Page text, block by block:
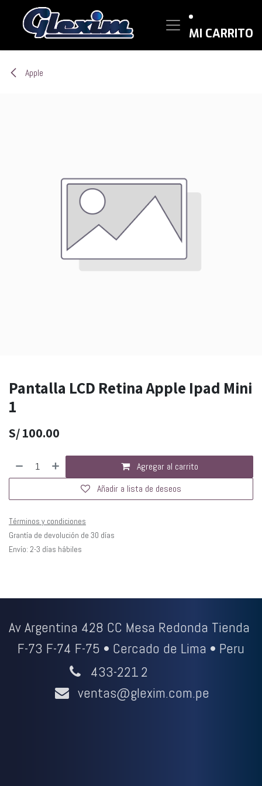
Ir al contenido
MI CARRITO
Apple
Pantalla LCD Retina Apple Ipad Mini
1
S/100.00
Agregar al carrito
Añadir a lista de deseos
Términos y condiciones
Grantía de devolución de 30 días
Envío: 2-3 días hábiles
Av Argentina 428 CC Mesa Redonda Tienda
F-73 F-74 F-75 • Cercado de Lima • Peru
433-2212
ventas@glexim.com.pe